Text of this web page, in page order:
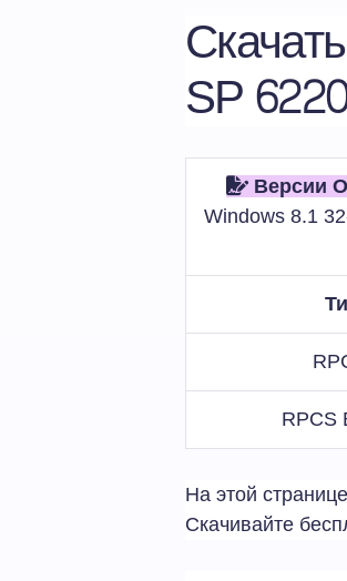
SP
Версии
Windows 8.1
RPCS
На этой
Скачивайте